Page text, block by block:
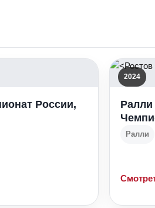
России,
2024
Ралли
Ралли